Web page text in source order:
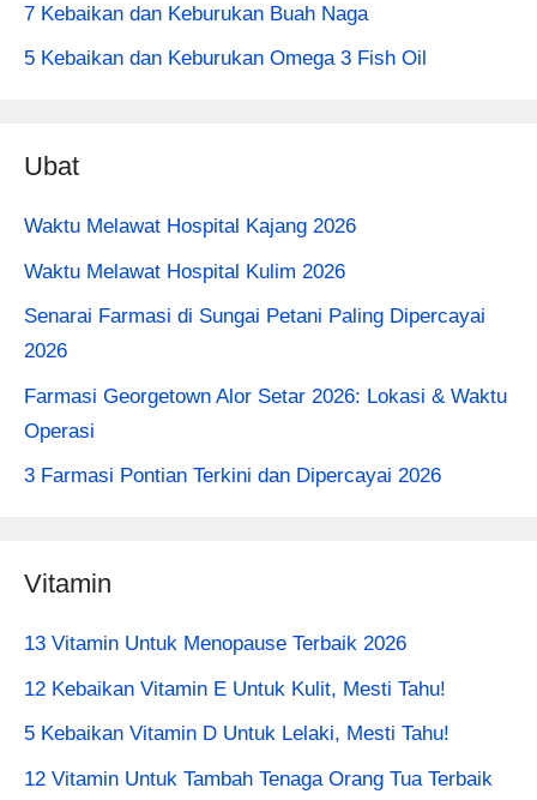
7 Kebaikan dan Keburukan Buah Naga
5 Kebaikan dan Keburukan Omega 3 Fish Oil
Ubat
Waktu Melawat Hospital Kajang 2026
Waktu Melawat Hospital Kulim 2026
Senarai Farmasi di Sungai Petani Paling Dipercayai
2026
Farmasi Georgetown Alor Setar 2026: Lokasi & Waktu
Operasi
3 Farmasi Pontian Terkini dan Dipercayai 2026
Vitamin
13 Vitamin Untuk Menopause Terbaik 2026
12 Kebaikan Vitamin E Untuk Kulit, Mesti Tahu!
5 Kebaikan Vitamin D Untuk Lelaki, Mesti Tahu!
12 Vitamin Untuk Tambah Tenaga Orang Tua Terbaik